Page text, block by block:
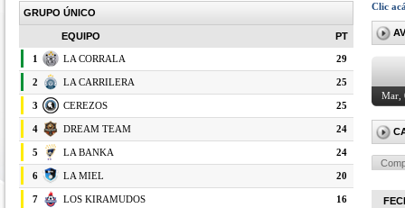
GRUPO ÚNICO
EQUIPO PT
1 LA CORRALA 29
2 LA CARRILERA 25
3 CEREZOS 25
4 DREAM TEAM 24
5 LA BANKA 24
6 LA MIEL 20
7 LOS KIRAMUDOS 16
Clic
Mar,